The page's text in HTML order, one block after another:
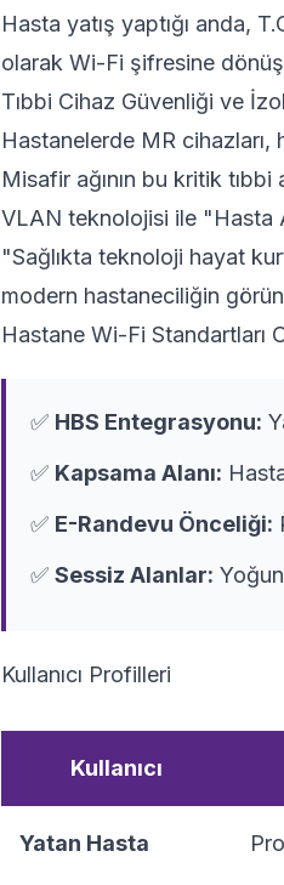
Hasta yatış yaptığı anda,
olarak Wi-Fi şifresine
Tıbbi Cihaz Güvenliği ve
Hastanelerde MR cihazları,
Misafir ağının bu kritik
VLAN teknolojisi ile "Hasta
"Sağlıkta teknoloji hayat
modern hastaneciliğin
Hastane Wi-Fi Standartları
✅ HBS Entegrasyonu:
✅ Kapsama Alanı:
✅ E-Randevu Önceliği:
✅ Sessiz Alanlar:
Kullanıcı Profilleri
Kullanıcı
Yatan Hasta